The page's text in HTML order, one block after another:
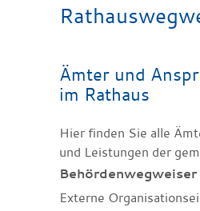
Ämter und
im Rathaus
Hier finden Sie alle
und Leistungen der
Behördenwegweiser
Externe